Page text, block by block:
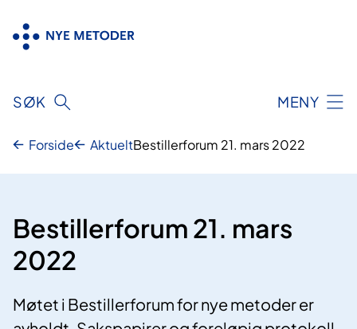
innhold
SØK MENY
Forside AktueltBestillerforum 21. mars 2022
Bestillerforum 21. mars
2022
Møtet i Bestillerforum for nye metoder er